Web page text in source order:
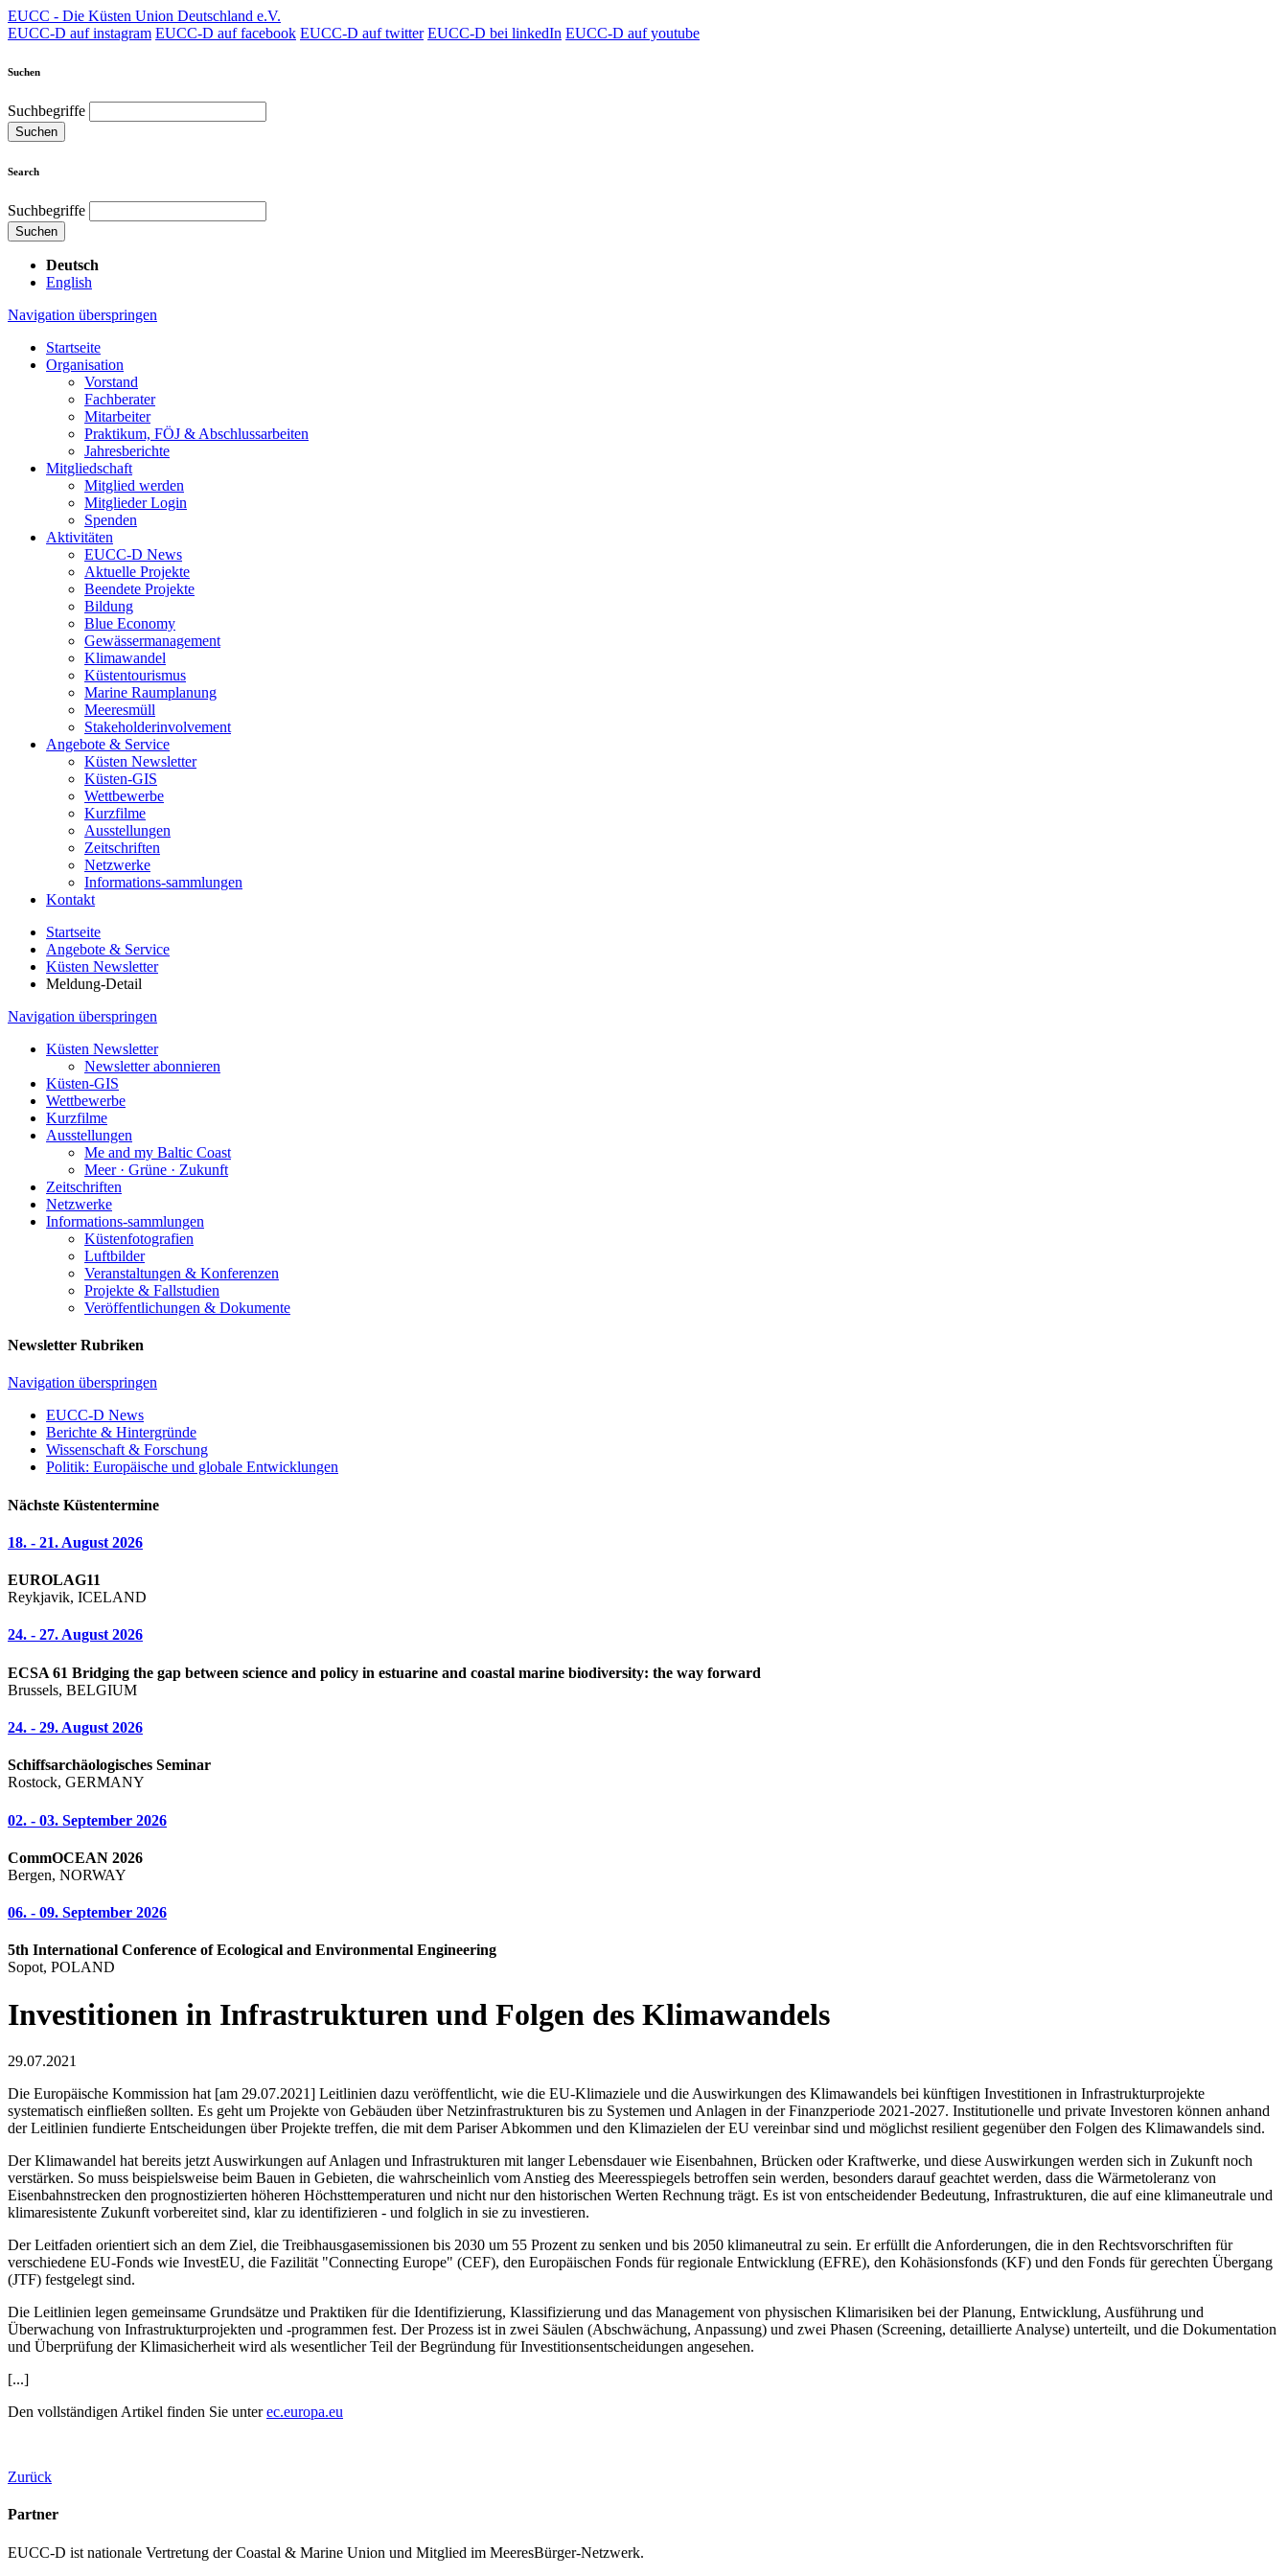
EUCC - Die Küsten Union Deutschland e.V.
EUCC-D auf instagram EUCC-D auf facebook EUCC-D auf twitter EUCC-D bei linkedIn EUCC-D auf youtube
Suchen
Suchbegriffe
Suchen
Search
Suchbegriffe
Suchen
Deutsch
English
Navigation überspringen
Startseite
Organisation
Vorstand
Fachberater
Mitarbeiter
Praktikum, FÖJ & Abschlussarbeiten
Jahresberichte
Mitgliedschaft
Mitglied werden
Mitglieder Login
Spenden
Aktivitäten
EUCC-D News
Aktuelle Projekte
Beendete Projekte
Bildung
Blue Economy
Gewässermanagement
Klimawandel
Küstentourismus
Marine Raumplanung
Meeresmüll
Stakeholderinvolvement
Angebote & Service
Küsten Newsletter
Küsten-GIS
Wettbewerbe
Kurzfilme
Ausstellungen
Zeitschriften
Netzwerke
Informations-sammlungen
Kontakt
Startseite
Angebote & Service
Küsten Newsletter
Meldung-Detail
Navigation überspringen
Küsten Newsletter
Newsletter abonnieren
Küsten-GIS
Wettbewerbe
Kurzfilme
Ausstellungen
Me and my Baltic Coast
Meer · Grüne · Zukunft
Zeitschriften
Netzwerke
Informations-sammlungen
Küstenfotografien
Luftbilder
Veranstaltungen & Konferenzen
Projekte & Fallstudien
Veröffentlichungen & Dokumente
Newsletter Rubriken
Navigation überspringen
EUCC-D News
Berichte & Hintergründe
Wissenschaft & Forschung
Politik: Europäische und globale Entwicklungen
Nächste Küstentermine
18. - 21. August 2026
EUROLAG11
Reykjavik, ICELAND
24. - 27. August 2026
ECSA 61 Bridging the gap between science and policy in estuarine and coastal marine biodiversity: the way forward
Brussels, BELGIUM
24. - 29. August 2026
Schiffsarchäologisches Seminar
Rostock, GERMANY
02. - 03. September 2026
CommOCEAN 2026
Bergen, NORWAY
06. - 09. September 2026
5th International Conference of Ecological and Environmental Engineering
Sopot, POLAND
Investitionen in Infrastrukturen und Folgen des Klimawandels
29.07.2021
Die Europäische Kommission hat [am 29.07.2021] Leitlinien dazu veröffentlicht, wie die EU-Klimaziele und die Auswirkungen des Klimawandels bei künftigen Investitionen in Infrastrukturprojekte
systematisch einfließen sollten. Es geht um Projekte von Gebäuden über Netzinfrastrukturen bis zu Systemen und Anlagen in der Finanzperiode 2021-2027. Institutionelle und private Investoren können anhand
der Leitlinien fundierte Entscheidungen über Projekte treffen, die mit dem Pariser Abkommen und den Klimazielen der EU vereinbar sind und möglichst resilient gegenüber den Folgen des Klimawandels sind.
Der Klimawandel hat bereits jetzt Auswirkungen auf Anlagen und Infrastrukturen mit langer Lebensdauer wie Eisenbahnen, Brücken oder Kraftwerke, und diese Auswirkungen werden sich in Zukunft noch
verstärken. So muss beispielsweise beim Bauen in Gebieten, die wahrscheinlich vom Anstieg des Meeresspiegels betroffen sein werden, besonders darauf geachtet werden, dass die Wärmetoleranz von
Eisenbahnstrecken den prognostizierten höheren Höchsttemperaturen und nicht nur den historischen Werten Rechnung trägt. Es ist von entscheidender Bedeutung, Infrastrukturen, die auf eine klimaneutrale und
klimaresistente Zukunft vorbereitet sind, klar zu identifizieren - und folglich in sie zu investieren.
Der Leitfaden orientiert sich an dem Ziel, die Treibhausgasemissionen bis 2030 um 55 Prozent zu senken und bis 2050 klimaneutral zu sein. Er erfüllt die Anforderungen, die in den Rechtsvorschriften für
verschiedene EU-Fonds wie InvestEU, die Fazilität "Connecting Europe" (CEF), den Europäischen Fonds für regionale Entwicklung (EFRE), den Kohäsionsfonds (KF) und den Fonds für gerechten Übergang
(JTF) festgelegt sind.
Die Leitlinien legen gemeinsame Grundsätze und Praktiken für die Identifizierung, Klassifizierung und das Management von physischen Klimarisiken bei der Planung, Entwicklung, Ausführung und
Überwachung von Infrastrukturprojekten und -programmen fest. Der Prozess ist in zwei Säulen (Abschwächung, Anpassung) und zwei Phasen (Screening, detaillierte Analyse) unterteilt, und die Dokumentation
und Überprüfung der Klimasicherheit wird als wesentlicher Teil der Begründung für Investitionsentscheidungen angesehen.
[...]
Den vollständigen Artikel finden Sie unterec.europa.eu
Zurück
Partner
EUCC-D ist nationale Vertretung der Coastal & Marine Union und Mitglied im MeeresBürger-Netzwerk.